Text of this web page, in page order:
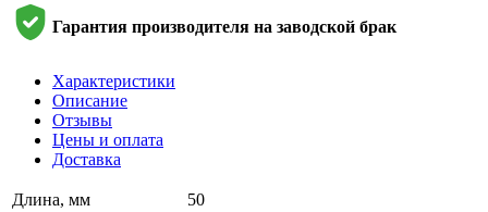
Гарантия производителя на заводской брак
Характеристики
Описание
Отзывы
Цены и оплата
Доставка
Длина, мм
50